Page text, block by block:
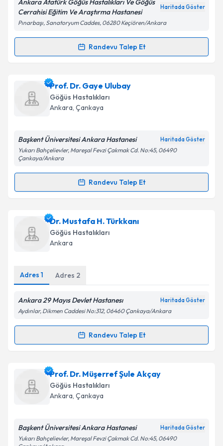
Kişisel verilerimin işlenmesine ilişkinAydınlatma
'ni okudum ve kişisel verilerimin belirtilen
kapsamda işlenmesini kabul ediyorum.
Takvim Talebini Gönder
Ankara Atatürk Göğüs Hastalıkları Ve Göğüs
Cerrahisi Eğitim Ve Araştırma Hastanesi
Haritada Göster
Pınarbaşı, Sanatoryum Caddes, 06280 Keçiören/Ankara
Randevu Talep Et
Randevu Takvimi Talebi
Dr. Fethiye Ökteniçin randevu takvimi talebi
oluşturun. Size bu uzmandan randevu almanız için bir
takvim hazırlandığında e-posta ile bilgilendireceğiz.
Kişisel verilerimin işlenmesine ilişkinAydınlatma
'ni okudum ve kişisel verilerimin belirtilen
kapsamda işlenmesini kabul ediyorum.
Takvim Talebini Gönder
Prof. Dr. Gaye Ulubay
Göğüs Hastalıkları
Ankara, Çankaya
Başkent Üniversitesi Ankara Hastanesi Haritada Göster
Yukarı Bahçelievler, Mareşal Fevzi Çakmak Cd. No:45, 06490
Çankaya/Ankara
Randevu Talep Et
Randevu Takvimi Talebi
Prof. Dr. Gaye Ulubayiçin randevu takvimi talebi
oluşturun. Size bu uzmandan randevu almanız için bir
takvim hazırlandığında e-posta ile bilgilendireceğiz.
Kişisel verilerimin işlenmesine ilişkinAydınlatma
kapsamda işlenmesini kabul ediyorum.
Dr. Mustafa H. Türkkanı
Göğüs Hastalıkları
Ankara
Adres 1 Adres 2
Ankara 29 Mayıs Devlet Hastanesı Haritada Göster
Aydınlar, Dikmen Caddesi No:312, 06460 Çankaya/Ankara
Randevu Talep Et
Randevu Takvimi Talebi
Dr. Mustafa H. Türkkanıiçin randevu takvimi talebi
oluşturun. Size bu uzmandan randevu almanız için bir
takvim hazırlandığında e-posta ile bilgilendireceğiz.
Prof. Dr. Müşerref Şule Akçay
Göğüs Hastalıkları
Ankara, Çankaya
Başkent Üniversitesi Ankara Hastanesi Haritada Göster
Yukarı Bahçelievler, Mareşal Fevzi Çakmak Cd. No:45, 06490